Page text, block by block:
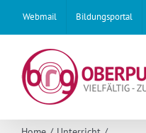
content
Webmail Bildungsportal